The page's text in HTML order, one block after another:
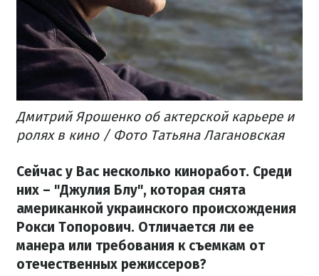
Дмитрий Ярошенко об актерской карьере и
ролях в кино / Фото Татьяна Лагановская
Сейчас у Вас несколько киноработ. Среди
них – "Джулия Блу", которая снята
американкой украинского происхождения
Рокси Топорович. Отличается ли ее
манера или требования к съемкам от
отечественных режиссеров?